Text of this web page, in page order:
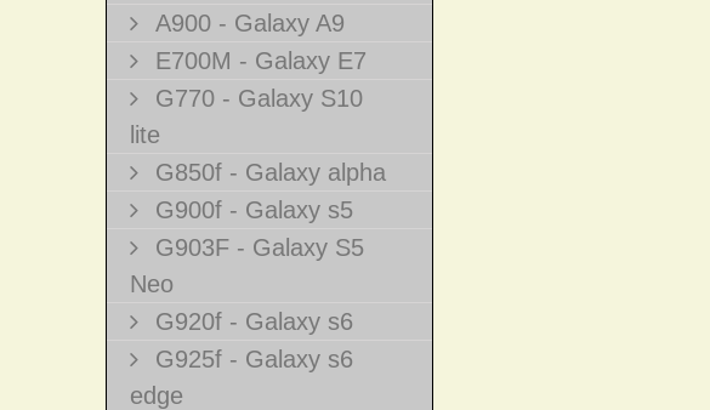
A900 - Galaxy A9
E700M - Galaxy E7
G770 - Galaxy S10
lite
G850f - Galaxy alpha
G900f - Galaxy s5
G903F - Galaxy S5
Neo
G920f - Galaxy s6
G925f - Galaxy s6
edge